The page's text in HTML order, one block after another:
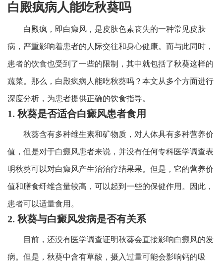
白殿疯病人能吃秋葵吗
白殿疯，即白癜风，是皮肤色素丧失的一种常见皮肤
病，严重影响着患者的人际交往和身心健康。而与此同时，
患者的饮食也受到了一些的限制，其中就包括了秋葵这样的
蔬菜。那么，白殿疯病人能吃秋葵吗？本文从多个方面进行
深度分析，为患者提供正确的饮食指导。
1. 秋葵是否适合白癜风患者食用
秋葵含有多种维生素和矿物质，对人体具有多种营养价
值，但是对于白癜风患者来说，并没有任何专科医学调查表
明秋葵可以对白癜风产生治治疗结果果。但是，它的营养价
值和膳食纤维含量较高，可以起到一些的保健作用。因此，
患者可以适量食用。
2. 秋葵与白癜风发病是否有关系
目前，还没有医学调查证明秋葵会直接影响白癜风的发
病。但是，秋葵中含有草酸，摄入过量可能会影响钙的吸